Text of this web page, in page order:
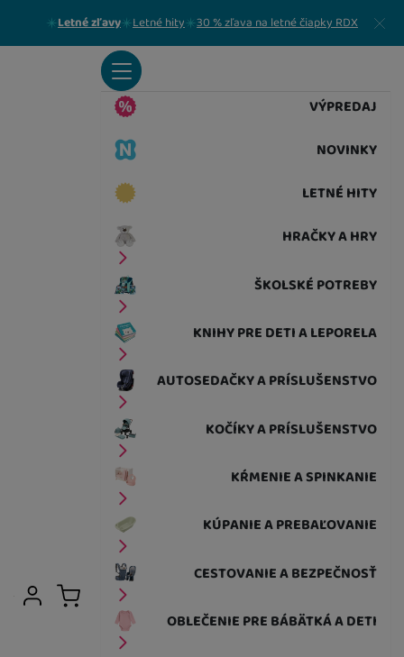
Letné zľavy Letné hity 30 % zľava na letné čiapky RDX Zavrieť
VÝPREDAJ
NOVINKY
LETNÉ HITY
HRAČKY A HRY
ŠKOLSKÉ POTREBY
KNIHY PRE DETI A LEPORELA
AUTOSEDAČKY A PRÍSLUŠENSTVO
KOČÍKY A PRÍSLUŠENSTVO
KŔMENIE A SPINKANIE
KÚPANIE A PREBAĽOVANIE
CESTOVANIE A BEZPEČNOSŤ
OBLEČENIE PRE BÁBÄTKÁ A DETI
Užívateľská sekcia
Prihlásiť sa
Košík